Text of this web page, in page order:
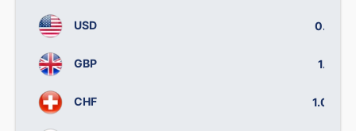
USD 0.839
GBP 1.135
CHF 1.0303